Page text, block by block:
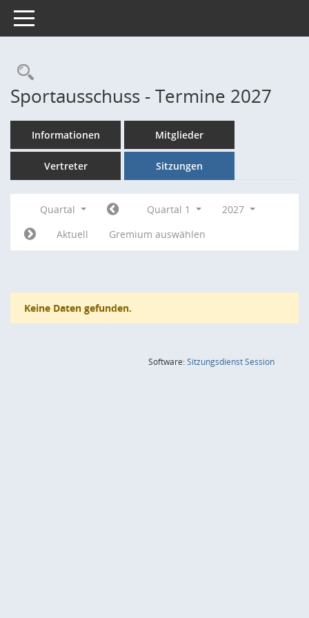
Toggle navigation
Rechercheauswahl
Sportausschuss - Termine 2027
Informationen Mitglieder
Vertreter Sitzungen
Quartal Quartal 1
2027
Aktuell
Gremium auswählen
Keine Daten gefunden.
Software:SitzungsdienstSession(Wird in